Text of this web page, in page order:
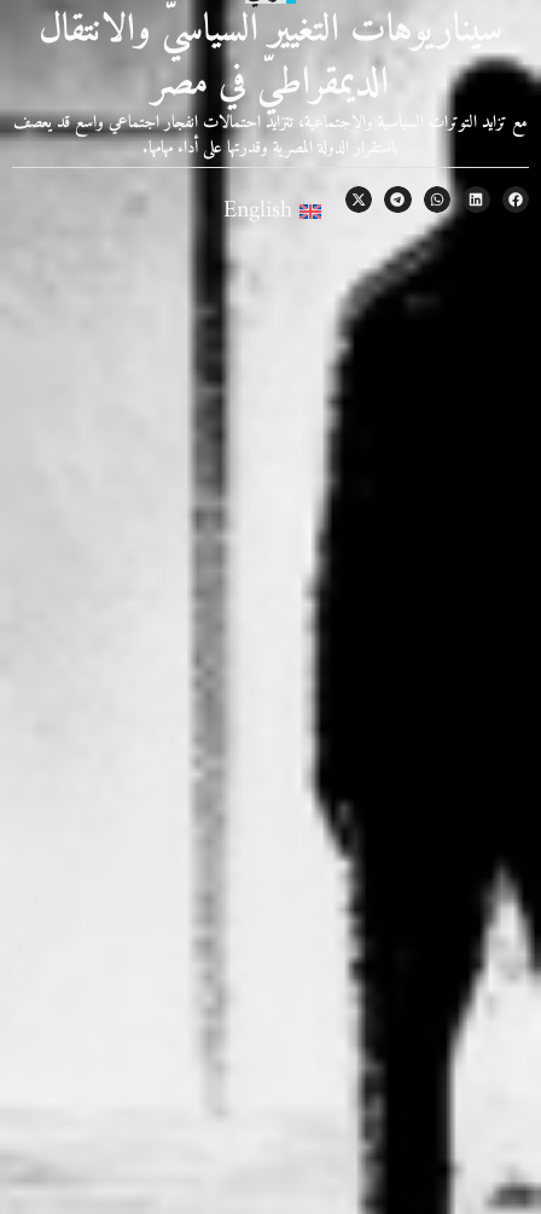
سيناريوهات التغيير السياسيّ والانتقال
الديمقراطيّ في مصر
مع تزايد التوترات السياسية والاجتماعية، تتزايد احتمالات انفجار اجتماعي واسع قد يعصف
باستقرار الدولة المصرية وقدرتها على أداء مهامها.
English